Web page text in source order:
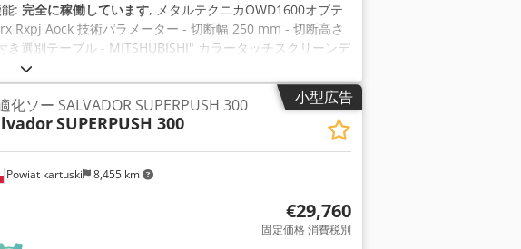
: 完全に稼働しています, メタルテクニカOWD1600オプテ
Rxpj Aock 技術パラメーター - 切断幅 250 mm - 切断高さ
選別テーブル - MITSHUBISHI" カラータッチスクリーンデ
で30寸法の完全最適化、 - 様々な顧客向けの裁断プログラ
ンカット（入力材料の開始と終了） - バッチ裁断（複数の
ト、オペレーター、月間カウンター - 裁断精度 ±0.2 mm -
最大幅/高さ (250 / 50 mm) - 入力マット高さ 12 - 120
mm - 潤滑 オイル潤滑式中央潤滑システム - 出力での自
小型広告
Powiat kartuski 8,455 km
化ソー SALVADOR SUPERPUSH 300
SUPERPUSH 300
€29,760
固定価格 消費税別